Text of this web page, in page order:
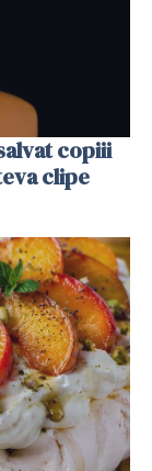
copiii
clipe